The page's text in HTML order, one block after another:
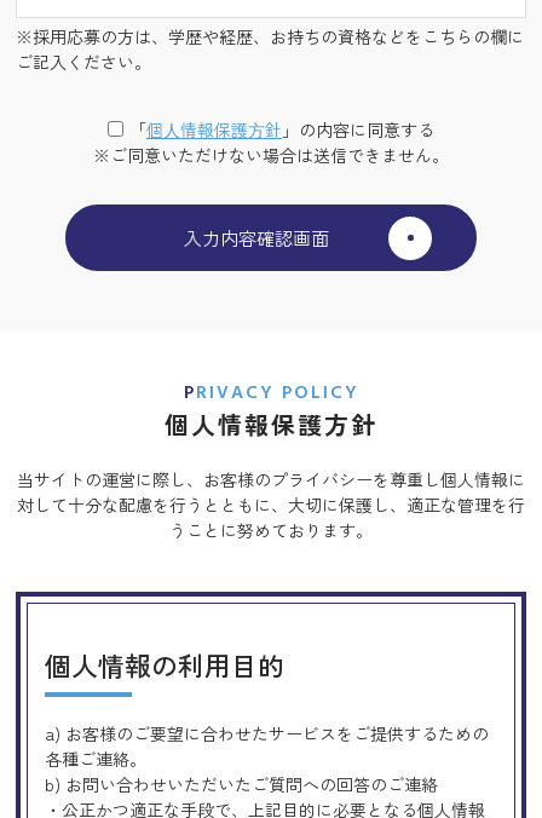
※採用応募の方は、学歴や経歴、お持ちの資格などをこちらの欄に
ご記入ください。
「個⼈情報保護⽅針 」の内容に同意する
※ご同意いただけない場合は送信できません。
PRIVACY POLICY
個人情報保護方針
当サイトの運営に際し、お客様のプライバシーを尊重し個人情報に
対して十分な配慮を行うとともに、 大切に保護し、適正な管理を行
うことに努めております。
個人情報の利用目的
a) お客様のご要望に合わせたサービスをご提供するための
各種ご連絡。
b) お問い合わせいただいたご質問への回答のご連絡
・公正かつ適正な手段で、上記目的に必要となる個人情報